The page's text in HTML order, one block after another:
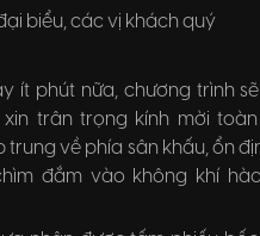
biểu, các vị khách quý
ít phút nữa, chương trình
xin trân trọng kính mời
trung về phía sân khấu, ổn
đắm vào không khí